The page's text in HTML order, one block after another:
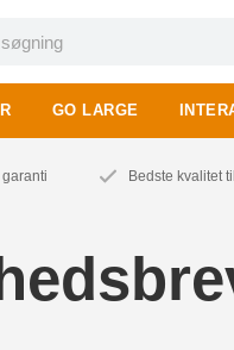
GO LARGE
Bedste kvalitet